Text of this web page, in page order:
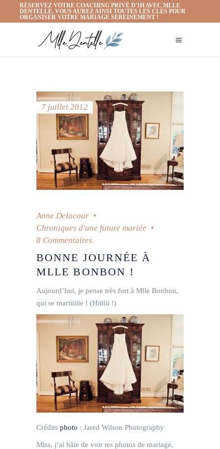
RÉSERVEZ VOTRE COACHING PRIVÉ D'1H AVEC MLLE
DENTELLE. VOUS AUREZ AINSI TOUTES LES CLÉS POUR
ORGANISER VOTRE MARIAGE SEREINEMENT !
7 juillet 2012
Anne Delacour
Chroniques d'une future mariée
8 Commentaires
BONNE JOURNÉE À
MLLE BONBON !
Aujourd’hui, je pense très fort à Mlle Bonbon,
qui se mariiiiiie ! (Hiiiiii !)
Crédits photo : Jared Wilson Photography
Miss, j’ai hâte de voir tes photos de mariage,